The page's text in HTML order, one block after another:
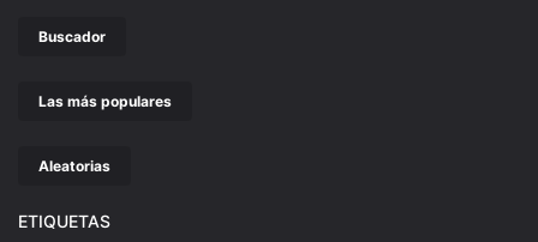
Buscador
Las más populares
Aleatorias
ETIQUETAS